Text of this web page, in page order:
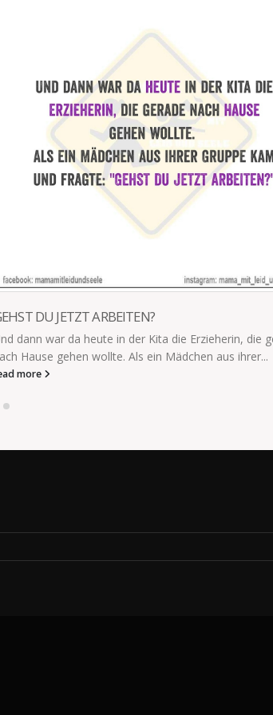
ESSEN NICHTS WAS GRÜN IST
„Meine Kinder essen nichts, was grün ist. Es
ein Gummibärchen."